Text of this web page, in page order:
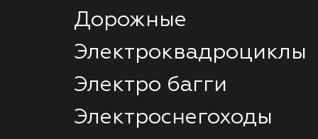
Дорожные
Электроквадроциклы
Электро багги
Электроснегоходы